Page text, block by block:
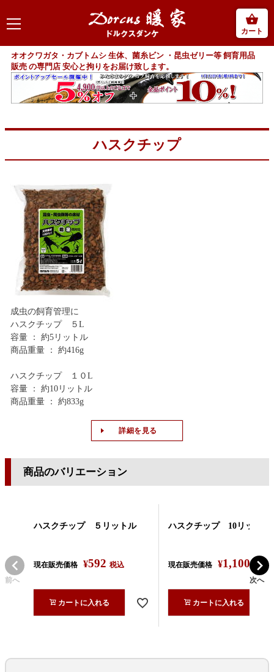
カート
オオクワガタ・カブトムシ 生体、菌糸ビン ・昆虫ゼリー等 飼育用品
販売 の専門店 安心と拘りをお届け致します。
ハスクチップ
成虫の飼育管理に
ハスクチップ ５L
容量 ： 約5リットル
商品重量 ： 約416g
ハスクチップ １０L
容量 ： 約10リットル
商品重量 ： 約833g
詳細を見る
商品のバリエーション
前へ
ハスクチップ ５リットル
現在販売価格 ¥592 税込
カートに入れる
ハスクチップ 10リットル
現在販売価格 ¥1,100 税込
カートに入れる
次へ